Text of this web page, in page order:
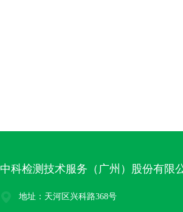
中科检测技术服务（广州）股份有限
地址：天河区兴科路368号